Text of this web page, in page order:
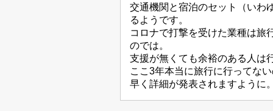
交通機関と宿泊のセット（いわ
るようです。
コロナで打撃を受けた業種は旅
のでは。
支援が無くても余裕のある人は
ここ3年本当に旅行に行ってな
早く詳細が発表されますように